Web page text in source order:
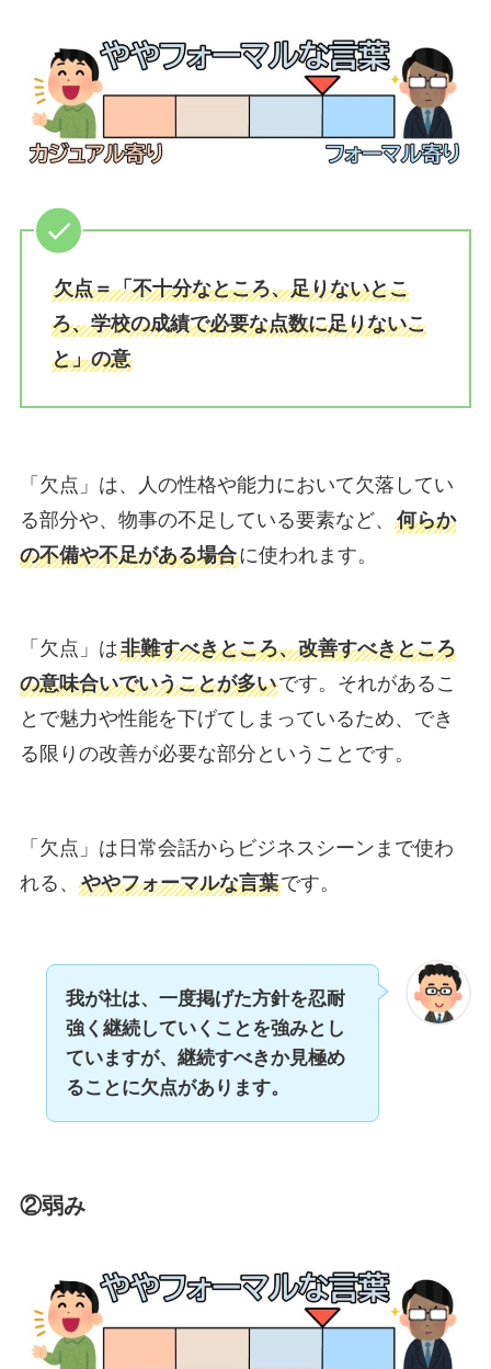
欠点＝「不十分なところ、足りないとこ
ろ、学校の成績で必要な点数に足りないこ
と」の意
「欠点」は、人の性格や能力において欠落してい
る部分や、物事の不足している要素など、 何らか
の不備や不足がある場合に使われます。
「欠点」は非難すべきところ、改善すべきところ
の意味合いでいうことが多いです。それがあるこ
とで魅力や性能を下げてしまっているため、でき
る限りの改善が必要な部分ということです。
「欠点」は日常会話からビジネスシーンまで使わ
れる、 ややフォーマルな言葉です。
我が社は、一度掲げた方針を忍耐
強く継続していくことを強みとし
ていますが、継続すべきか見極め
ることに欠点があります。
②弱み